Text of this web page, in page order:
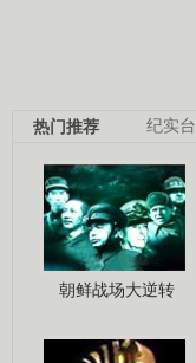
纪实台
热门推荐
朝鲜战场大逆转